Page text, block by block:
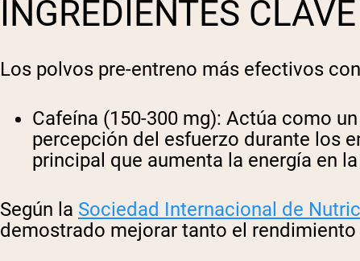
INGREDIENTES
Los polvos pre-entreno más efectivos
Cafeína (150-300 mg): Actúa como
percepción del esfuerzo durante los
principal que aumenta la energía en
Según la Sociedad Internacional de
demostrado mejorar tanto el